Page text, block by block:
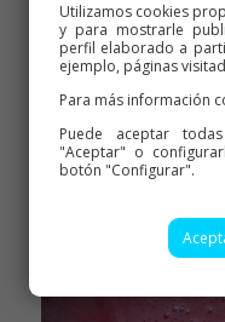
Blanquear
Utilizamos cookies
y para mostrarle
perfil elaborado a
ejemplo, páginas
Para más información
Puede aceptar
"Aceptar" o
botón "Configurar".